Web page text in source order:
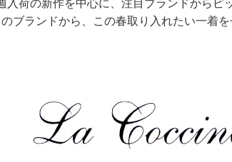
入荷の新作を中心に、注目ブランドからピ
ブランドから、この春取り入れたい一着